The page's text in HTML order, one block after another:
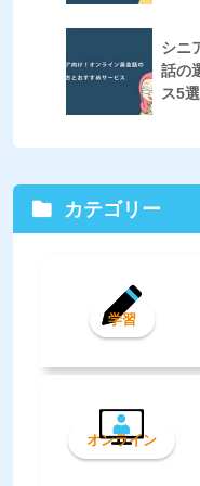
シニ
話の
ス5選
カテゴリー
学習
オンライン